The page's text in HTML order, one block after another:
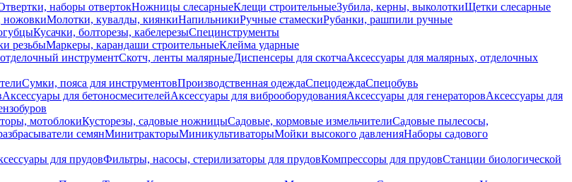
наборы отвертокНожницы слесарныеКлещи строительныеЗубила, керны, выколоткиЩетки слесарные
ножовкиМолотки, кувалды, киянкиНапильникиРучные стамескиРубанки, рашпили ручные
Кусачки, болторезы, кабелерезыСпецинструменты
резьбыМаркеры, карандаши строительныеКлейма ударные
инструментСкотч, ленты малярныеДиспенсеры для скотчаАксессуары для малярных, отделочных
Сумки, пояса для инструментовПроизводственная одеждаСпецодеждаСпецобувь
Аксессуары для бетоносмесителейАксессуары для виброоборудованияАксессуары для генераторовАксессуары для
мотоблокиКусторезы, садовые ножницыСадовые, кормовые измельчителиСадовые пылесосы,
семянМинитракторыМиникультиваторыМойки высокого давленияНаборы садового
для прудовФильтры, насосы, стерилизаторы для прудовКомпрессоры для прудовСтанции биологической